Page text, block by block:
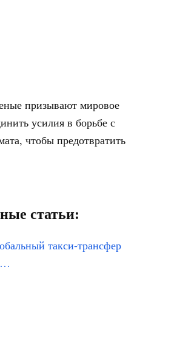
призывают мировое
усилия в борьбе с
чтобы предотвратить
статьи:
такси-трансфер